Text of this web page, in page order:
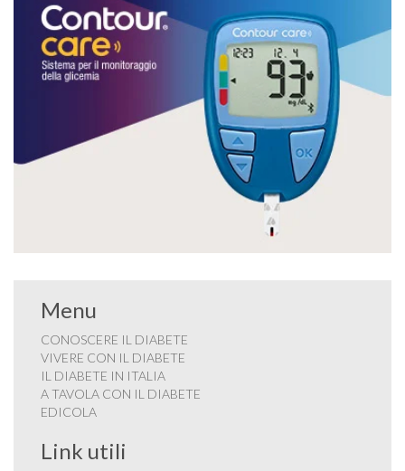
Menu
CONOSCERE IL DIABETE
VIVERE CON IL DIABETE
IL DIABETE IN ITALIA
A TAVOLA CON IL DIABETE
EDICOLA
Link utili